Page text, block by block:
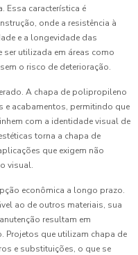
Essa característica é
onde a resistência à
e a longevidade das
utilizada em áreas como
o risco de deterioração.
A chapa de polipropileno
e acabamentos, permitindo que
com a identidade visual de
torna a chapa de
que exigem não
visual.
econômica a longo prazo.
ao de outros materiais, sua
resultam em
que utilizam chapa de
e substituições, o que se